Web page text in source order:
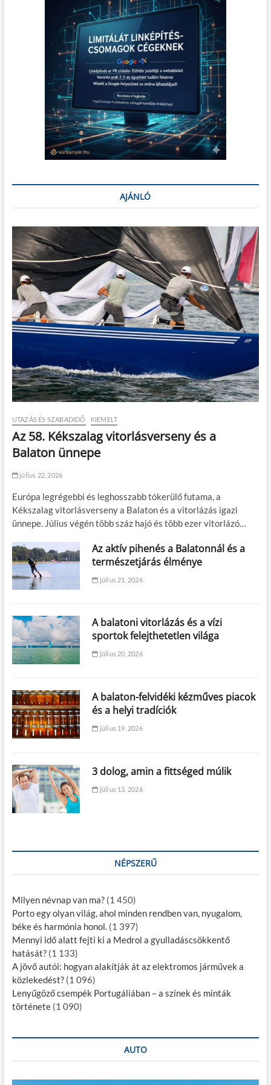
AJÁNLÓ
UTAZÁS ÉS SZABADIDŐ KIEMELT
Az 58. Kékszalag vitorlásverseny és a
Balaton ünnepe
július 22, 2026
Európa legrégebbi és leghosszabb tókerülő futama, a
Kékszalag vitorlásverseny a Balaton és a vitorlázás igazi
ünnepe. Július végén több száz hajó és több ezer vitorlázó…
Az aktív pihenés a Balatonnál és a
természetjárás élménye
július 21, 2026
A balatoni vitorlázás és a vízi
sportok felejthetetlen világa
július 20, 2026
A balaton-felvidéki kézműves piacok
és a helyi tradíciók
július 19, 2026
3 dolog, amin a fittséged múlik
július 13, 2026
NÉPSZERŰ
Milyen névnap van ma? (1 450)
Porto egy olyan világ, ahol minden rendben van, nyugalom,
béke és harmónia honol. (1 397)
Mennyi idő alatt fejti ki a Medrol a gyulladáscsökkentő
hatását? (1 133)
A jövő autói: hogyan alakítják át az elektromos járművek a
közlekedést? (1 096)
Lenyűgöző csempék Portugáliában – a színek és minták
története (1 090)
AUTO